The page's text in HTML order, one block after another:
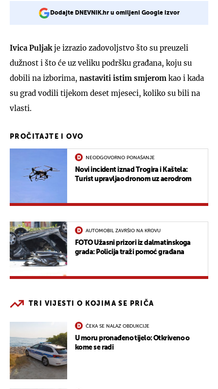
Dodajte DNEVNIK.hr u omiljeni Google izvor
Ivica Puljakje izrazio zadovoljstvo što su preuzeli
dužnost i što će uz veliku podršku građana, koju su
dobili na izborima, nastaviti istim smjerom kao i kada
su grad vodili tijekom deset mjeseci, koliko su bili na
vlasti.
PROČITAJTE I OVO
NEODGOVORNO PONAŠANJE
Novi incident iznad Trogira i Kaštela:
Turist upravljao dronom uz aerodrom
AUTOMOBIL ZAVRŠIO NA KROVU
FOTO Užasni prizori iz dalmatinskoga
grada: Policija traži pomoć građana
TRI VIJESTI O KOJIMA SE PRIČA
ČEKA SE NALAZ OBDUKCIJE
U moru pronađeno tijelo: Otkriveno o
kome se radi